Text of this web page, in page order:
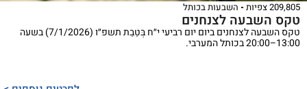
209,805 צפיות השבעות בכותל
טקס השבעה לצנחנים
טקס השבעה לצנחנים ביום יום רביעי י״ח בְּטֵבֵת תשפ״ו (7/1/2026) בשעה
13:00–20:00 בכותל המערבי.